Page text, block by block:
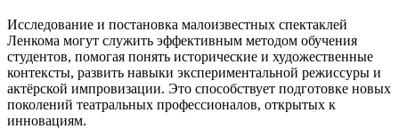
Исследование и постановка малоизвестных спектаклей
Ленкома могут служить эффективным методом обучения
студентов, помогая понять исторические и художественные
контексты, развить навыки экспериментальной режиссуры и
актёрской импровизации. Это способствует подготовке новых
поколений театральных профессионалов, открытых к
инновациям.